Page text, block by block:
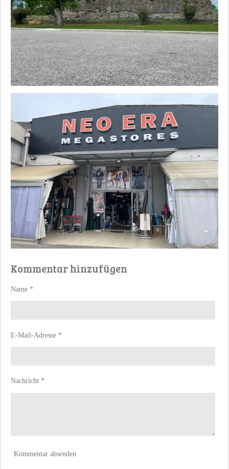
Kommentar hinzufügen
Name *
E-Mail-Adresse *
Nachricht *
Kommentar absenden